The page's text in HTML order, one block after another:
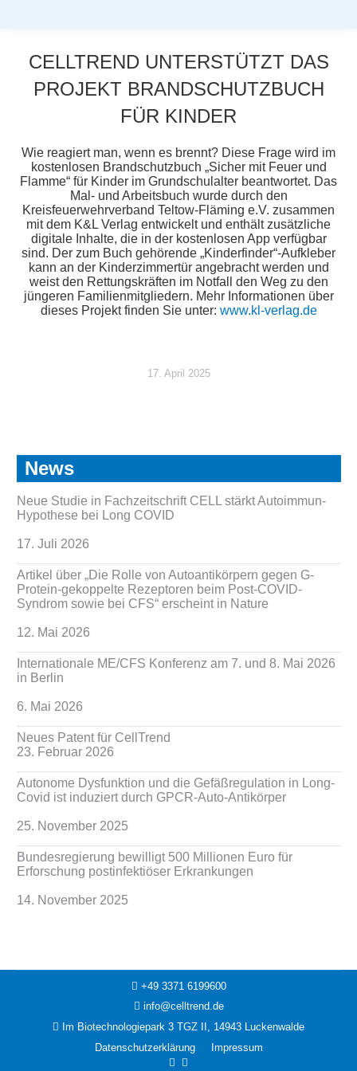
CELLTREND UNTERSTÜTZT DAS
PROJEKT BRANDSCHUTZBUCH
FÜR KINDER
Wie reagiert man, wenn es brennt? Diese Frage wird im
kostenlosen Brandschutzbuch „Sicher mit Feuer und
Flamme“ für Kinder im Grundschulalter beantwortet. Das
Mal- und Arbeitsbuch wurde durch den
Kreisfeuerwehrverband Teltow-Fläming e.V. zusammen
mit dem K&L Verlag entwickelt und enthält zusätzliche
digitale Inhalte, die in der kostenlosen App verfügbar
sind. Der zum Buch gehörende „Kinderfinder“-Aufkleber
kann an der Kinderzimmertür angebracht werden und
weist den Rettungskräften im Notfall den Weg zu den
jüngeren Familienmitgliedern. Mehr Informationen über
dieses Projekt finden Sie unter: www.kl-verlag.de
17. April 2025
News
Neue Studie in Fachzeitschrift CELL stärkt Autoimmun-
Hypothese bei Long COVID
17. Juli 2026
Artikel über „Die Rolle von Autoantikörpern gegen G-
Protein-gekoppelte Rezeptoren beim Post-COVID-
Syndrom sowie bei CFS“ erscheint in Nature
12. Mai 2026
Internationale ME/CFS Konferenz am 7. und 8. Mai 2026
in Berlin
6. Mai 2026
Neues Patent für CellTrend
23. Februar 2026
Autonome Dysfunktion und die Gefäßregulation in Long-
Covid ist induziert durch GPCR-Auto-Antikörper
25. November 2025
Bundesregierung bewilligt 500 Millionen Euro für
Erforschung postinfektiöser Erkrankungen
14. November 2025
+49 3371 6199600
info@celltrend.de
Im Biotechnologiepark 3 TGZ II, 14943 Luckenwalde
Datenschutzerklärung
Impressum
Facebook